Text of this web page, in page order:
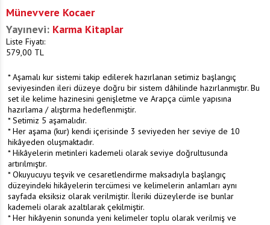
Münevvere Kocaer
Yayınevi: Karma Kitaplar
Liste Fiyatı:
579,00 TL
* Aşamalı kur sistemi takip edilerek hazırlanan setimiz başlangıç
seviyesinden ileri düzeye doğru bir sistem dâhilinde hazırlanmıştır. Bu
set ile kelime hazinesini genişletme ve Arapça cümle yapısına
hazırlama / alıştırma hedeflenmiştir.
* Setimiz 5 aşamalıdır.
* Her aşama (kur) kendi içerisinde 3 seviyeden her seviye de 10
hikâyeden oluşmaktadır.
* Hikâyelerin metinleri kademeli olarak seviye doğrultusunda
artırılmıştır.
* Okuyucuyu teşvik ve cesaretlendirme maksadıyla başlangıç
düzeyindeki hikâyelerin tercümesi ve kelimelerin anlamları aynı
sayfada eksiksiz olarak verilmiştir. İleriki düzeylerde ise bunlar
kademeli olarak azaltılarak çekilmiştir.
* Her hikâyenin sonunda yeni kelimeler toplu olarak verilmiş ve